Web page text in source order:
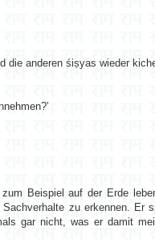
die anderen śiṣyas wieder
Beispiel auf der Erde
zu erkennen. Er
gar nicht, was er damit